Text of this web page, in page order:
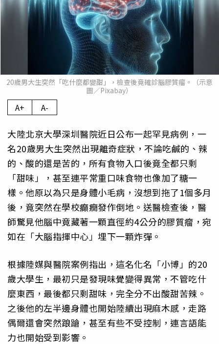
20歲男大生突然「吃什麼都變甜」，檢查後竟確診腦膠質瘤。（示意
圖／Pixabay）
A+ A-
大陸北京大學深圳醫院近日公布一起罕見病例，一
名20歲男大生突然出現離奇症狀，不論吃鹹的、辣
的、酸的還是苦的，所有食物入口後竟全都只剩
「甜味」，甚至連平常重口味食物也像加了糖一
樣。他原以為只是身體小毛病，沒想到拖了1個多月
後，竟突然在學校癲癇發作倒地。送醫檢查後，醫
師驚見他腦中竟藏著一顆直徑約4公分的膠質瘤，宛
如在「大腦指揮中心」埋下一顆炸彈。
根據陸媒與醫院案例指出，這名化名「小博」的20
歲大學生，最初只是發現味覺變得異常，不管吃什
麼東西，最後都只剩甜味，完全分不出酸甜苦辣。
之後他的左半邊身體也開始陸續出現麻木感，走路
偶爾還會突然踉蹌，甚至有些不受控制，連言語能
力也開始受到影響。